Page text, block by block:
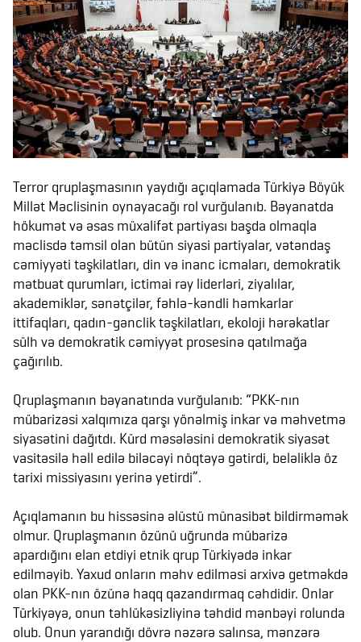
Terror qruplaşmasının yaydığı açıqlamada Türkiyə Böyük
Millət Məclisinin oynayacağı rol vurğulanıb. Bəyanatda
hökumət və əsas müxalifət partiyası başda olmaqla
məclisdə təmsil olan bütün siyasi partiyalar, vətəndaş
cəmiyyəti təşkilatları, din və inanc icmaları, demokratik
mətbuat qurumları, ictimai rəy liderləri, ziyalılar,
akademiklər, sənətçilər, fəhlə-kəndli həmkarlar
ittifaqları, qadın-gənclik təşkilatları, ekoloji hərəkatlar
sülh və demokratik cəmiyyət prosesinə qatılmağa
çağırılıb.
Qruplaşmanın bəyanatında vurğulanıb: “PKK-nın
mübarizəsi xalqımıza qarşı yönəlmiş inkar və məhvetmə
siyasətini dağıtdı. Kürd məsələsini demokratik siyasət
vasitəsilə həll edilə biləcəyi nöqtəyə gətirdi, beləliklə öz
tarixi missiyasını yerinə yetirdi”.
Açıqlamanın bu hissəsinə əlüstü münasibət bildirməmək
olmur. Qruplaşmanın özünü uğrunda mübarizə
apardığını elan etdiyi etnik qrup Türkiyədə inkar
edilməyib. Yaxud onların məhv edilməsi arxivə getməkdə
olan PKK-nın özünə haqq qazandırmaq cəhdidir. Onlar
Türkiyəyə, onun təhlükəsizliyinə təhdid mənbəyi rolunda
olub. Onun yarandığı dövrə nəzərə salınsa, mənzərə